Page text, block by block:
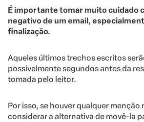
É importante tomar muito cuidado
negativo de um email,
finalização.
Aqueles últimos trechos escritos
possivelmente segundos antes da
tomada pelo leitor.
Por isso, se houver qualquer menção
considerar a alternativa de movê-la